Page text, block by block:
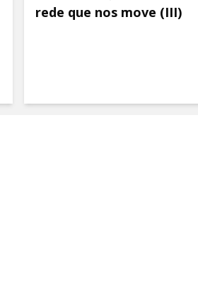
rede que nos move (III)